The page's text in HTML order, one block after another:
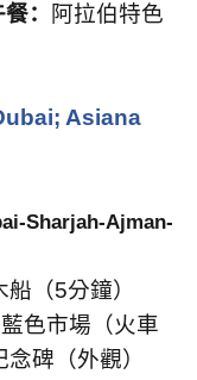
：
阿拉伯特色
Asiana
Sharjah-Ajman-
船（5分鐘）
藍色市場（火車
碑（外觀）